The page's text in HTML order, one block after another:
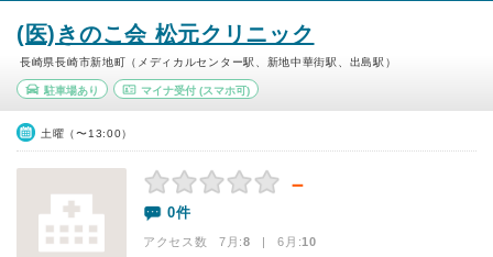
(医)きのこ会 松元クリニック
長崎県長崎市新地町（メディカルセンター駅、新地中華街駅、出島駅）
駐車場あり マイナ受付(スマホ可)
土曜（〜13:00）
－
0件
アクセス数 7月:8 | 6月:10